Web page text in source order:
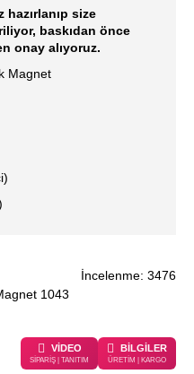
hazırlanıp size
baskıdan önce
onay alıyoruz.
Magnet
İncelenme: 3476
1043
VİDEO
SİPARİŞ | TANITIM
BİLGİLER
ÜRETİM | KARGO